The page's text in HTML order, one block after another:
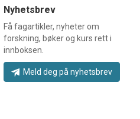
Nyhetsbrev
Få fagartikler, nyheter om
forskning, bøker og kurs rett i
innboksen.
Meld deg på nyhetsbrev